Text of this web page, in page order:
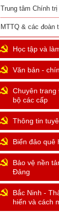
Trung tâm Chính trị
MTTQ & các đoàn
Học tập và
Văn bản -
Chuyên
bộ các cấp
Thông tin
Biển đảo quê
Bảo vệ nền
Đảng
Bắc Ninh -
hiến và cách